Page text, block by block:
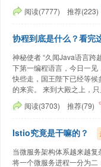
阅读(7777)
推荐(223)
协程到底是什么？看完
神秘使者 “久闻Java语言跨
下第一编程语言，今日一见
快些走，国王陛下已经等
的来宾。 来到大殿之上，
阅读(3703)
推荐(79)
Istio究竟是干嘛的？
当微服务架构体系越来越复
将一个微服务进程一分为